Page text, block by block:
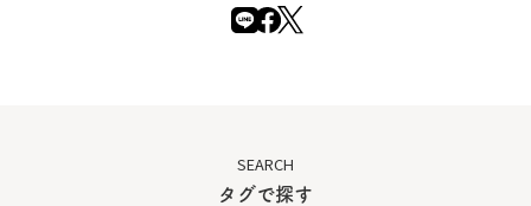
SEARCH
タグで探す